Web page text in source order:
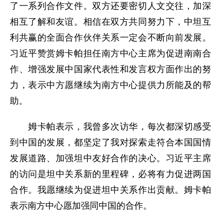
了一系列合作文件。双方还要密切人文交往，加深
相互了解和友谊。相信在双方共同努力下，中坦互
利共赢的全面合作伙伴关系一定会不断向前发展。
习近平赞赏姆卡帕担任南方中心主席为促进南南合
作、增强发展中国家代表性和发言权方面作出的努
力，表示中方愿继续为南方中心提供力所能及的帮
助。
姆卡帕表示，我曾多次访华，每次都深切感受
到中国的发展，都坚定了我对探索走符合本国国情
发展道路、加强坦中友好合作的决心。习近平主席
的访问是坦中关系新的里程碑，必将有力促进两国
合作。我愿继续为促进坦中关系作出贡献。姆卡帕
表示南方中心愿加强同中国的合作。